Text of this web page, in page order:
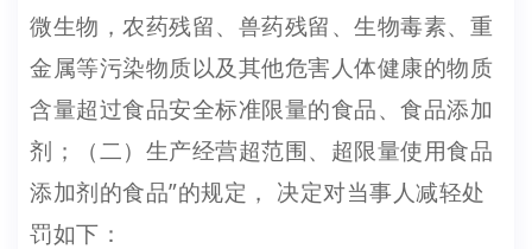
微生物，农药残留、兽药残留、生物毒素、重
金属等污染物质以及其他危害人体健康的物质
含量超过食品安全标准限量的食品、食品添加
剂；（二）生产经营超范围、超限量使用食品
添加剂的食品”的规定， 决定对当事人减轻处
罚如下：